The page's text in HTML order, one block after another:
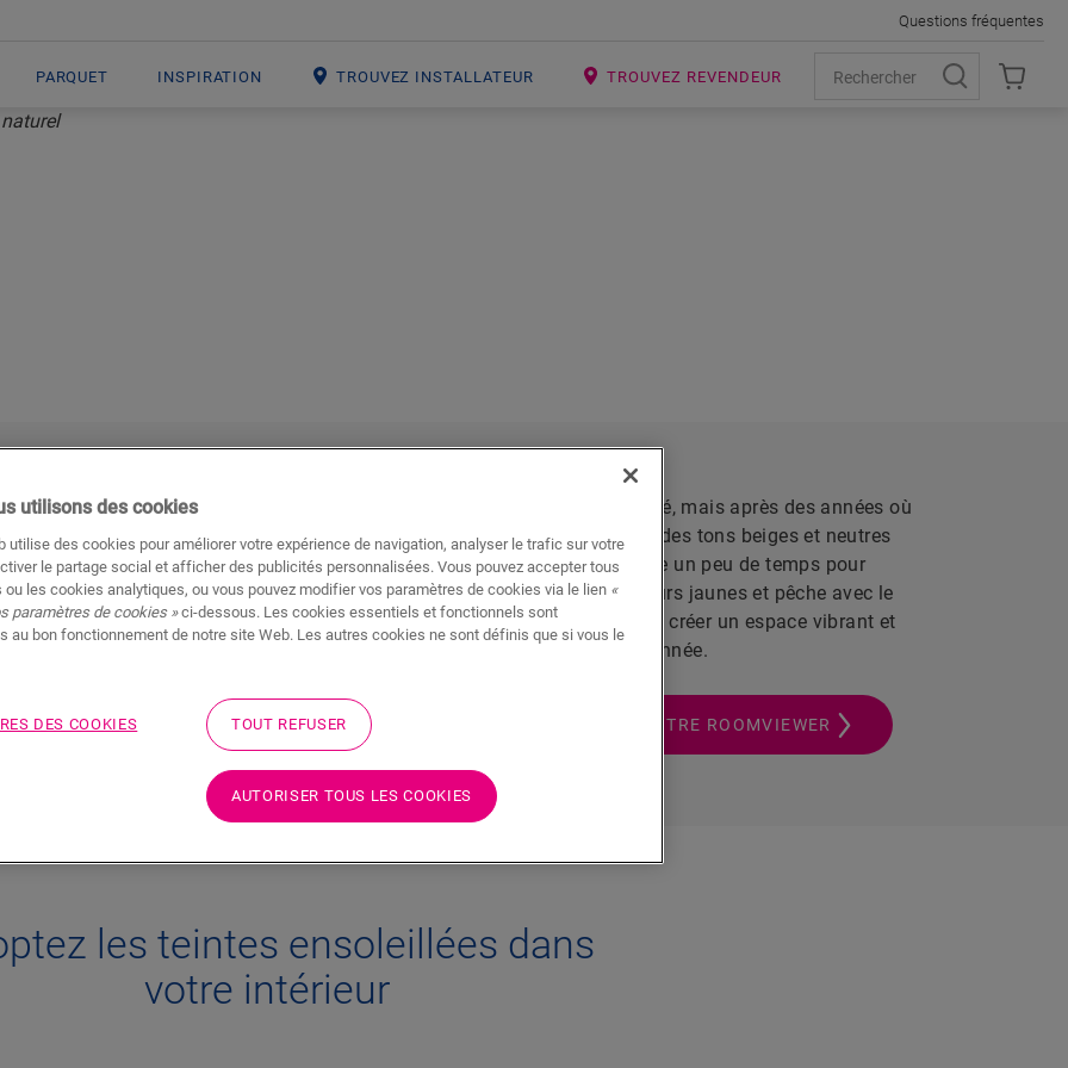
PARQUET INSPIRATION TROUVEZ INSTALLATEUR TROUVEZ REVENDEUR
Questions fréquentes
sols
?
Le jaune et l’orange symbolisent l’optimisme et la vitalité, mais après des années où
le minimalisme a dominé la décoration d'intérieur avec des tons beiges et neutres
comme palette de couleurs principale, il faudra peut-être un peu de temps pour
s'habituer à ces couleurs vives. En associant des couleurs jaunes et pêche avec le
bon solstratifié,vinyleouboisQuick-Step, vous pouvez créer un espace vibrant et
accueillant qui célèbre la joie de l'été tout au long de l'année.
JOUEZ AVEC LES TEINTES ENSOLEILLÉES DANS NOTRE ROOMVIEWER
les teintes ensoleillées dans
votre intérieur
utilisons des cookies
utilise des cookies pour améliorer votre expérience de navigation, analyser le trafic sur votre
le partage social et afficher des publicités personnalisées. Vous pouvez accepter tous
ou les cookies analytiques, ou vous pouvez modifier vos paramètres de cookies via le lien «
paramètres de cookies »ci-dessous. Les cookies essentiels et fonctionnels sont
au bon fonctionnement de notre site Web. Les autres cookies ne sont définis que si vous le
DES COOKIES TOUT REFUSER
AUTORISER TOUS LES COOKIES